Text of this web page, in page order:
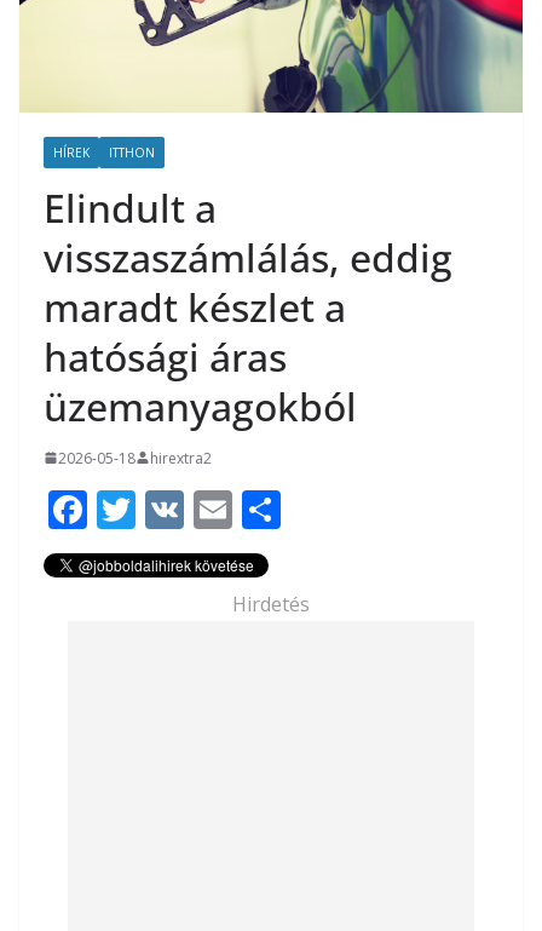
HÍREK ITTHON
Elindult a
visszaszámlálás, eddig
maradt készlet a
hatósági áras
üzemanyagokból
2026-05-18 hirextra2
F
ac
e
T
w
itt
V
K
E
m
ai
l
za
m
Hirdetés